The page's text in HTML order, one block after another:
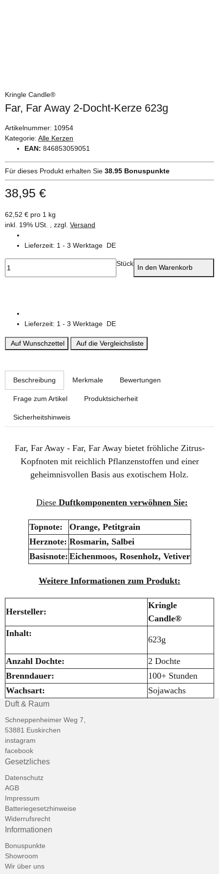
Kringle Candle®
Far, Far Away 2-Docht-Kerze 623g
Artikelnummer: 10954
Kategorie: Alle Kerzen
EAN: 846853059051
Für dieses Produkt erhalten Sie 38.95 Bonuspunkte
38,95 €
62,52 € pro 1 kg
inkl. 19% USt. , zzgl. Versand
Lieferzeit: 1 - 3 Werktage DE
Stück In den Warenkorb
Lieferzeit: 1 - 3 Werktage DE
Auf Wunschzettel Auf die Vergleichsliste
Beschreibung Merkmale Bewertungen
Frage zum Artikel Produktsicherheit
Sicherheitshinweis
Far, Far Away -Far, Far Away bietet fröhliche Zitrus-
Kopfnoten mit reichlich Pflanzenstoffen und einer
geheimnisvollen Basis aus exotischem Holz.
Diese Duftkomponenten verwöhnen Sie:
Topnote:
Orange, Petitgrain
Herznote: Rosmarin, Salbei
Basisnote: Eichenmoos, Rosenholz, Vetiver
Weitere Informationen zum Produkt:
Hersteller:
Kringle
Candle®
Inhalt:
623g
Anzahl Dochte:
2 Dochte
Brenndauer:
100+ Stunden
Wachsart:
Sojawachs
Duft & Raum
Schneppenheimer Weg 7,
53881 Euskirchen
instagram
facebook
Gesetzliches
Datenschutz
AGB
Impressum
Batteriegesetzhinweise
Widerrufsrecht
Informationen
Bonuspunkte
Showroom
Wir über uns